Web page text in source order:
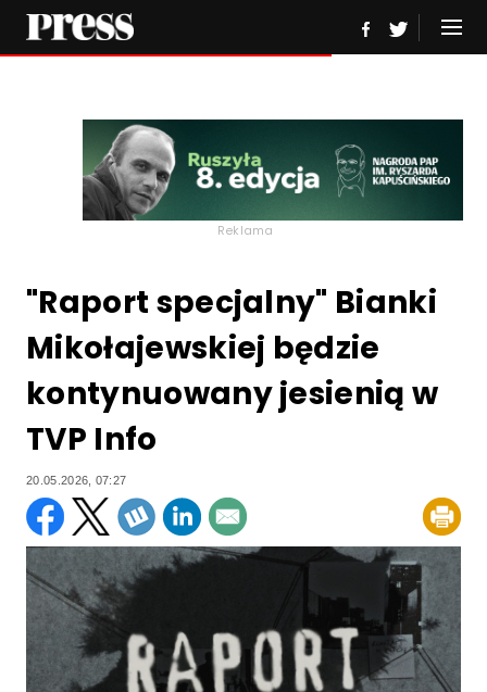
Reklama
"Raport specjalny" Bianki
Mikołajewskiej będzie
kontynuowany jesienią w
TVP Info
20.05.2026, 07:27